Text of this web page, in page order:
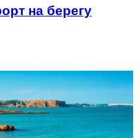
на берегу